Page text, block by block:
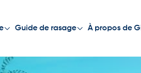
Guide de rasage À propos de